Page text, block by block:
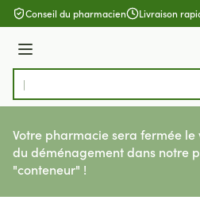
Aller au contenu
Conseil du pharmacien Livraison
Menu
Rechercher
Votre pharmacie sera fermée
du déménagement dans notre
"conteneur" !